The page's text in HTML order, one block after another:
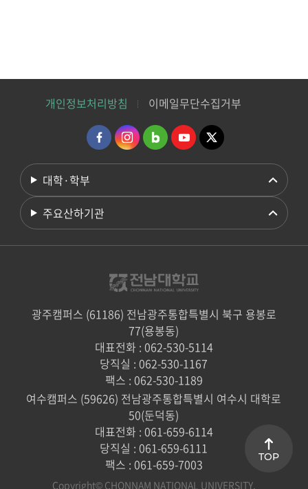
개인정보처리방침 이메일무단수집거부
대학·학부
주요산하기관
광주캠퍼스 (61186) 전남광주통합특별시 북구 용봉로
77(용봉동)
대표전화 : 062-530-5114
당직실 : 062-530-1167
팩스 : 062-530-1189
여수캠퍼스 (59626) 전남광주통합특별시 여수시 대학로
50(둔덕동)
대표전화 : 061-659-6114
당직실 : 061-659-6111
팩스 : 061-659-7003
Copyright© CHONNAM NATIONAL UNIVERSITY.
TOP